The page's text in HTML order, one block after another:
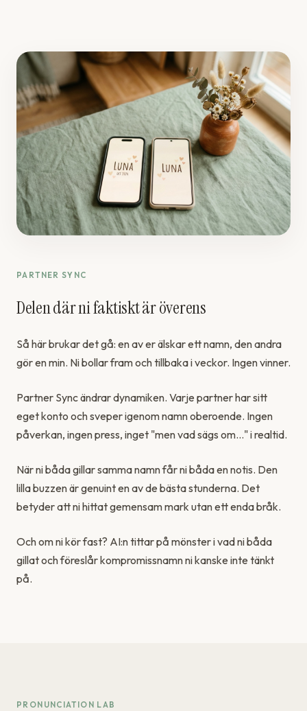
PARTNER SYNC
Delen där ni faktiskt är överens
Så här brukar det gå: en av er älskar ett namn, den andra
gör en min. Ni bollar fram och tillbaka i veckor. Ingen vinner.
Partner Sync ändrar dynamiken. Varje partner har sitt
eget konto och sveper igenom namn oberoende. Ingen
påverkan, ingen press, inget "men vad sägs om..." i realtid.
När ni båda gillar samma namn får ni båda en notis. Den
lilla buzzen är genuint en av de bästa stunderna. Det
betyder att ni hittat gemensam mark utan ett enda bråk.
Och om ni kör fast? AI:n tittar på mönster i vad ni båda
gillat och föreslår kompromissnamn ni kanske inte tänkt
på.
PRONUNCIATION LAB